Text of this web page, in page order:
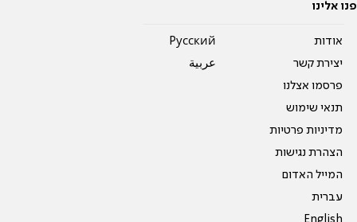
פנו אלינו
אודות
יצירת קשר
פרסמו אצלנו
תנאי שימוש
מדיניות פרטיות
הצהרת נגישות
המייל האדום
עברית
English
Pусский
عربية